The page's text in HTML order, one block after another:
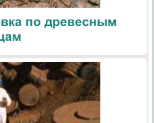
по древесным